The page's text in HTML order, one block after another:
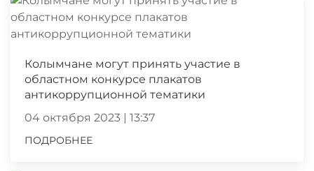
Колымчане могут принять участие в
областном конкурсе плакатов
антикоррупционной тематики
04 октября 2023 | 13:37
ПОДРОБНЕЕ